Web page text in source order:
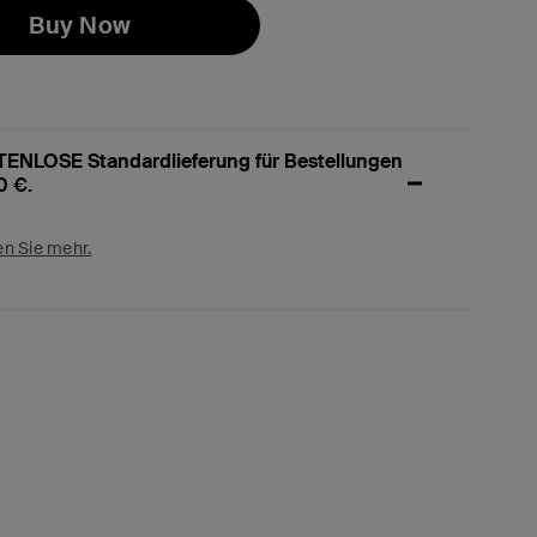
Buy Now
Standardlieferung für Bestellungen
€.
Sie mehr.